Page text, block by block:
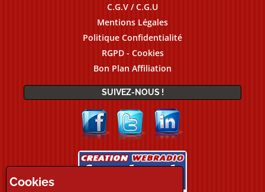
C.G.V / C.G.U
Mentions Légales
Politique Confidentialité
RGPD - Cookies
Bon Plan Affiliation
SUIVEZ-NOUS !
Cookies